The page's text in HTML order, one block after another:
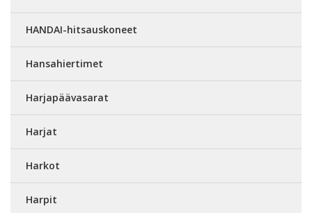
HANDAI-hitsauskoneet
Hansahiertimet
Harjapäävasarat
Harjat
Harkot
Harpit